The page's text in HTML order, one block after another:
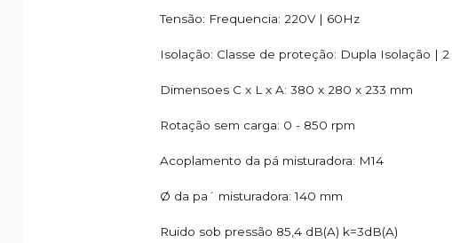
Tensão: Frequencia: 220V | 60Hz
Isolação: Classe de proteção: Dupla Isolação | 2
Dimensoes C x L x A: 380 x 280 x 233 mm
Rotação sem carga: 0 - 850 rpm
Acoplamento da pá misturadora: M14
Ø da pa´ misturadora: 140 mm
Ruido sob pressão 85,4 dB(A) k=3dB(A)